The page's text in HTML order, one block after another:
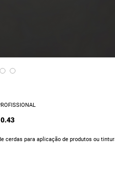
Price
cerdas para aplicação de produtos ou